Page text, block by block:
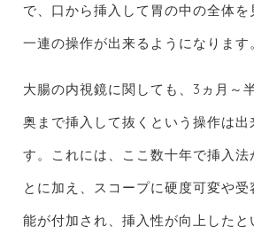
で、口から挿入して胃の中の全体を
一連の操作が出来るようになります
大腸の内視鏡に関しても、3ヵ月～
奥まで挿入して抜くという操作は出
す。これには、ここ数十年で挿入法
とに加え、スコープに硬度可変や
能が付加され、挿入性が向上した